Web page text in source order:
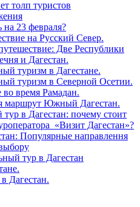
толп туристов
на 23 февраля?
на Русский Север.
Две Республики
и Дагестан.
туризм в Дагестане.
туризм в Северной Осетии.
время Рамадан.
маршрут Южный Дагестан.
в Дагестан: почему стоит
«Визит Дагестан»?
Популярные направлення
тур в Дагестан
Дагестан.